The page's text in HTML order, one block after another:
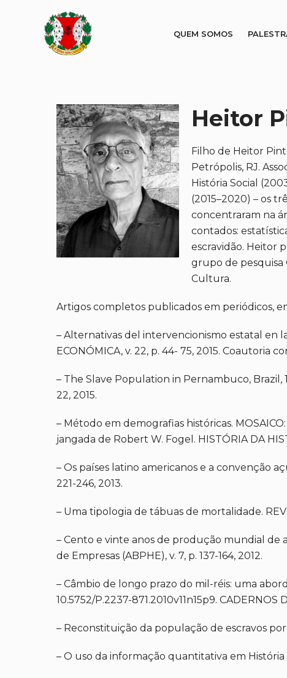
QUEM SOMOS
Heitor
Filho de Heitor
Petrópolis, RJ.
História Social
(2015–2020) – os
concentraram na
contados:
escravidão. Heitor
grupo de pesquisa
Cultura.
Artigos completos publicados em periódicos,
– Alternativas del intervencionismo estatal en
ECONÓMICA, v. 22, p. 44- 75, 2015. Coautoria
– The Slave Population in Pernambuco,
22, 2015.
– Método em demografias históricas.
jangada de Robert W. Fogel. HISTÓRIA DA
– Os países latino americanos e a convenção
221-246, 2013.
– Uma tipologia de tábuas de mortalidade.
– Cento e vinte anos de produção mundial de
de Empresas (ABPHE), v. 7, p. 137-164, 2012.
– Câmbio de longo prazo do mil-réis: uma
10.5752/P.2237-871.2010v11n15p9. CADERNOS
– Reconstituição da população de escravos
– O uso da informação quantitativa em História